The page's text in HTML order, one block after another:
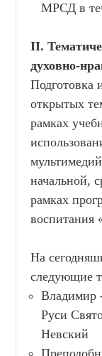
МРСД в
II.
духовно-
Подготовка
открытых
рамках
начальной,
рамках
воспитания
На
следующие
Владимир
Руси
Невский